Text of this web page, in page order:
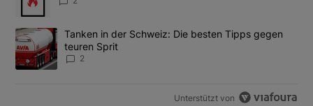
Ein Trendartikel mit dem Titel "Tanken in der Schweiz: Die
Tanken in der Schweiz: Die besten Tipps gegen
teuren Sprit
2
Unterstützt von